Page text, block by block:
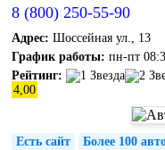
8 (800) 250-55-90
Адрес: Шоссейная ул., 13
График работы: пн-пт
Рейтинг:
4,00
Есть сайт Более 100